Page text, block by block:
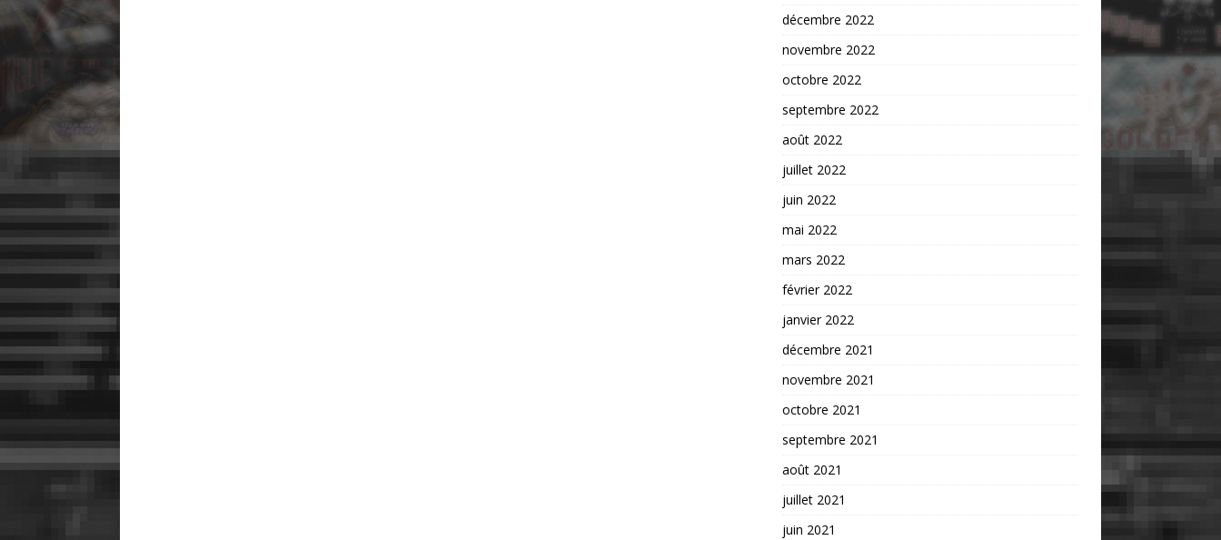
décembre 2022
novembre 2022
octobre 2022
septembre 2022
août 2022
juillet 2022
juin 2022
mai 2022
mars 2022
février 2022
janvier 2022
décembre 2021
novembre 2021
octobre 2021
septembre 2021
août 2021
juillet 2021
juin 2021